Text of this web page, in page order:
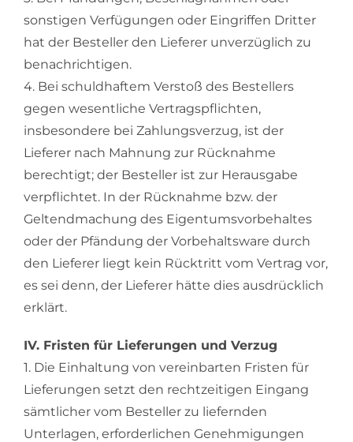
sonstigen Verfügungen oder Eingriffen Dritter
hat der Besteller den Lieferer unverzüglich zu
benachrichtigen.
4. Bei schuldhaftem Verstoß des Bestellers
gegen wesentliche Vertragspflichten,
insbesondere bei Zahlungsverzug, ist der
Lieferer nach Mahnung zur Rücknahme
berechtigt; der Besteller ist zur Herausgabe
verpflichtet. In der Rücknahme bzw. der
Geltendmachung des Eigentumsvorbehaltes
oder der Pfändung der Vorbehaltsware durch
den Lieferer liegt kein Rücktritt vom Vertrag vor,
es sei denn, der Lieferer hätte dies ausdrücklich
erklärt.
IV. Fristen für Lieferungen und Verzug
1. Die Einhaltung von vereinbarten Fristen für
Lieferungen setzt den rechtzeitigen Eingang
sämtlicher vom Besteller zu liefernden
Unterlagen, erforderlichen Genehmigungen